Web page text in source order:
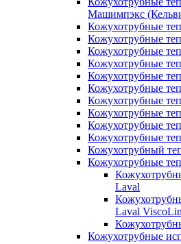
Машимпэкс
Кожухотрубные
Кожухотрубные
Кожухотрубные
Кожухотрубные
Кожухотрубные
Кожухотрубные
Кожухотрубные
Кожухотрубные
Кожухотрубные
Кожухотрубные
Кожухотрубный
Кожухотрубные
Laval
Laval
Кожухотрубные